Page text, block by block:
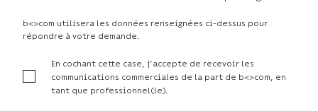
b<>com utilisera les données renseignées ci-dessus pour
répondre à votre demande.
En cochant cette case, j’accepte de recevoir les
communications commerciales de la part de b<>com, en
tant que professionnel(le).